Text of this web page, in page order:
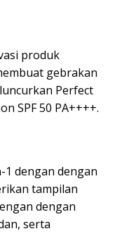
produk
gebrakan
Perfect
SPF 50 PA++++.
dengan dengan
tampilan
dengan
serta